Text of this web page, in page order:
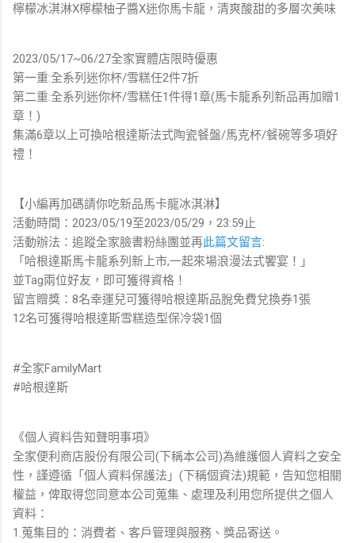
檸檬冰淇淋X檸檬柚子醬X迷你馬卡龍，清爽酸甜的多層次美味
2023/05/17~06/27全家實體店限時優惠
第一重:全系列迷你杯/雪糕任2件7折
第二重:全系列迷你杯/雪糕任1件得1章(馬卡龍系列新品再加贈1
章！)
集滿6章以上可換哈根達斯法式陶瓷餐盤/馬克杯/餐碗等多項好
禮！
【小編再加碼請你吃新品馬卡龍冰淇淋】
活動時間：2023/05/19至2023/05/29，23:59止
活動辦法：追蹤全家臉書粉絲團並再此篇文留言:
「哈根達斯馬卡龍系列新上市,一起來場浪漫法式饗宴！」
並Tag兩位好友，即可獲得資格！
留言贈獎：8名幸運兒可獲得哈根達斯品脫免費兌換券1張
12名可獲得哈根達斯雪糕造型保冷袋1個
#全家FamilyMart
#哈根達斯
《個人資料告知聲明事項》
全家便利商店股份有限公司(下稱本公司)為維護個人資料之安全
性，謹遵循「個人資料保護法」(下稱個資法)規範，告知您相關
權益，俾取得您同意本公司蒐集、處理及利用您所提供之個人
資料：
1.蒐集目的：消費者、客戶管理與服務、獎品寄送。